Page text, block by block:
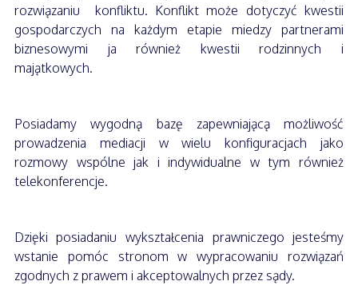
rozwiązaniu konfliktu. Konflikt może dotyczyć kwestii
gospodarczych na każdym etapie miedzy partnerami
biznesowymi ja również kwestii rodzinnych i
majątkowych.
Posiadamy wygodną bazę zapewniającą możliwość
prowadzenia mediacji w wielu konfiguracjach jako
rozmowy wspólne jak i indywidualne w tym również
telekonferencje.
Dzięki posiadaniu wykształcenia prawniczego jesteśmy
wstanie pomóc stronom w wypracowaniu rozwiązań
zgodnych z prawem i akceptowalnych przez sądy.